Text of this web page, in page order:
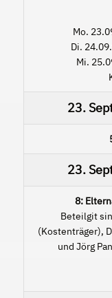
Mo.
Di.
Mi.
23.
23.
8:
Beteilgit
(Kostenträger),
und Jörg